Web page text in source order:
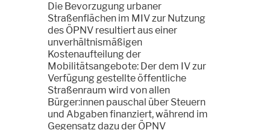
Die Bevorzugung urbaner
Straßenflächen im MIV zur Nutzung
des ÖPNV resultiert aus einer
unverhältnismäßigen
Kostenaufteilung der
Mobilitätsangebote: Der dem IV zur
Verfügung gestellte öffentliche
Straßenraum wird von allen
Bürger:innen pauschal über Steuern
und Abgaben finanziert, während im
Gegensatz dazu der ÖPNV